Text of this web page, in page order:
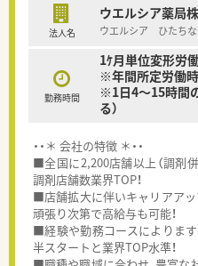
法人名
ウエルシア薬局
ウエルシア ひたち
勤務時間
1ｹ月単位変形労
※年間所定労働
※1日4～15時間
る）
・・＊ 会社の特徴 ＊・・
■全国に2,200店舗以上（調剤
調剤店舗数業界TOP！
■店舗拡大に伴いキャリアアッ
頑張り次第で高給与も可能！
■経験や勤務コースによりま
半スタートと業界TOP水準！